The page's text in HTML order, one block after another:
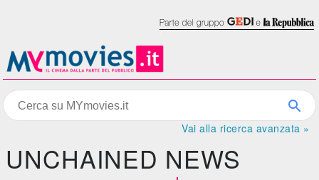
Vai alla ricerca avanzata »
UNCHAINED NEWS